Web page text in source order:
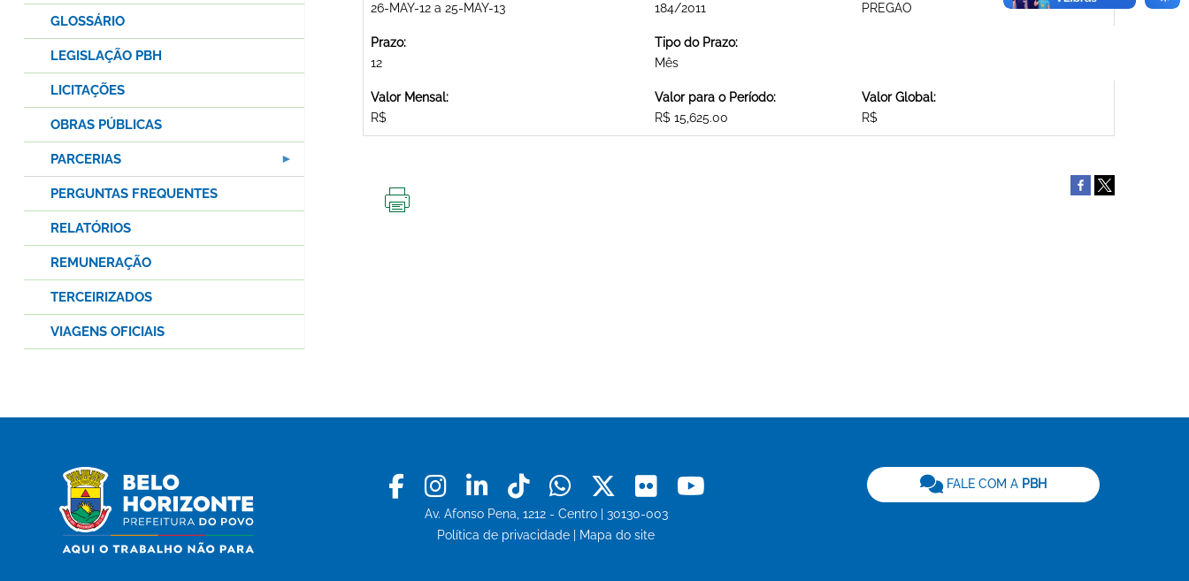
26-MAY-12 a 25-MAY-13
184/2011
PREGAO
Prazo:
12
Tipo do Prazo:
Mês
Valor Mensal:
R$
Valor para o Período:
R$ 15,625.00
Valor Global:
R$
GLOSSÁRIO
LEGISLAÇÃO PBH
LICITAÇÕES
OBRAS PÚBLICAS
PARCERIAS
PERGUNTAS FREQUENTES
RELATÓRIOS
REMUNERAÇÃO
TERCEIRIZADOS
VIAGENS OFICIAIS
Facebook
Instagram
LinkedinTiktokWhatsapp
X Flickr
Av. Afonso Pena, 1212 - Centro | 30130-003
Política de privacidade
Mapa do site
FALE COM A PBH